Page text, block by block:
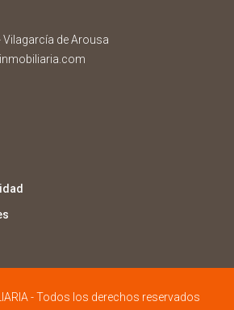
Vilagarcía de Arousa
- Todos los derechos reservados